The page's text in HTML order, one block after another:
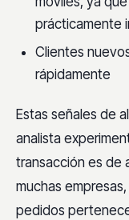
prácticamente
Clientes
rápidamente
Estas señales de
analista
transacción es de
muchas
pedidos